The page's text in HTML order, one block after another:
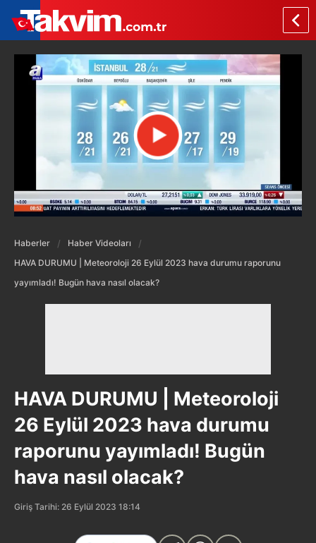
Haberler
Haber Videoları
HAVA DURUMU | Meteoroloji 26 Eylül 2023 hava durumu raporunu
yayımladı! Bugün hava nasıl olacak?
HAVA DURUMU | Meteoroloji
26 Eylül 2023 hava durumu
raporunu yayımladı! Bugün
hava nasıl olacak?
Giriş Tarihi: 26 Eylül 2023 18:14